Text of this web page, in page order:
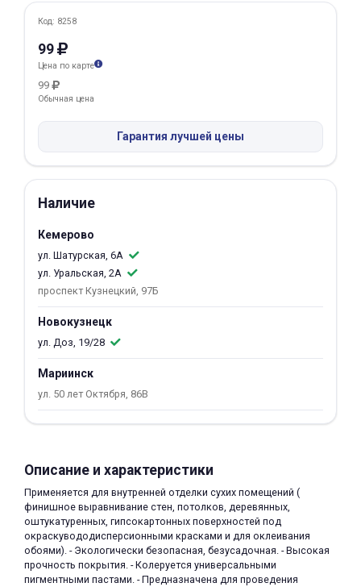
Код: 8258
99
Цена по карте
99
Обычная цена
Гарантия лучшей цены
Наличие
Кемерово
ул. Шатурская, 6А
ул. Уральская, 2А
проспект Кузнецкий, 97Б
Новокузнецк
ул. Доз, 19/28
Мариинск
ул. 50 лет Октября, 86В
Описание и характеристики
Применяется для внутренней отделки сухих помещений (
финишное выравнивание стен, потолков, деревянных,
оштукатуренных, гипсокартонных поверхностей под
окраскувододисперсионными красками и для оклеивания
обоями). - Экологически безопасная, безусадочная. - Высокая
прочность покрытия. - Колеруется универсальными
пигментными пастами. - Предназначена для проведения
выбранный способом
Оставшиеся
списываться
об оплате Плайтом
недели
Остались вопросы?
8 800 302-02-51